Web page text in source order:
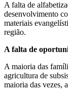
A falta de
desenvolvimento
materiais
região.
A falta de
A maioria das
agricultura de
maioria das vezes,